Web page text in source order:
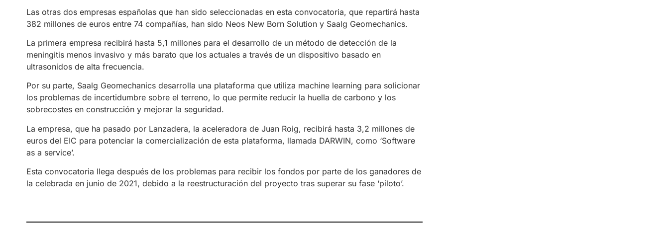
Las otras dos empresas españolas que han sido seleccionadas en esta convocatoria, que repartirá hasta
382 millones de euros entre 74 compañías, han sido Neos New Born Solution y Saalg Geomechanics.
La primera empresa recibirá hasta 5,1 millones para el desarrollo de un método de detección de la
meningitis menos invasivo y más barato que los actuales a través de un dispositivo basado en
ultrasonidos de alta frecuencia.
Por su parte, Saalg Geomechanics desarrolla una plataforma que utiliza machine learning para solicionar
los problemas de incertidumbre sobre el terreno, lo que permite reducir la huella de carbono y los
sobrecostes en construcción y mejorar la seguridad.
La empresa, que ha pasado por Lanzadera, la aceleradora de Juan Roig, recibirá hasta 3,2 millones de
euros del EIC para potenciar la comercialización de esta plataforma, llamada DARWIN, como ‘Software
as a service’.
Esta convocatoria llega después de los problemas para recibir los fondos por parte de los ganadores de
la celebrada en junio de 2021, debido a la reestructuración del proyecto tras superar su fase ‘piloto’.